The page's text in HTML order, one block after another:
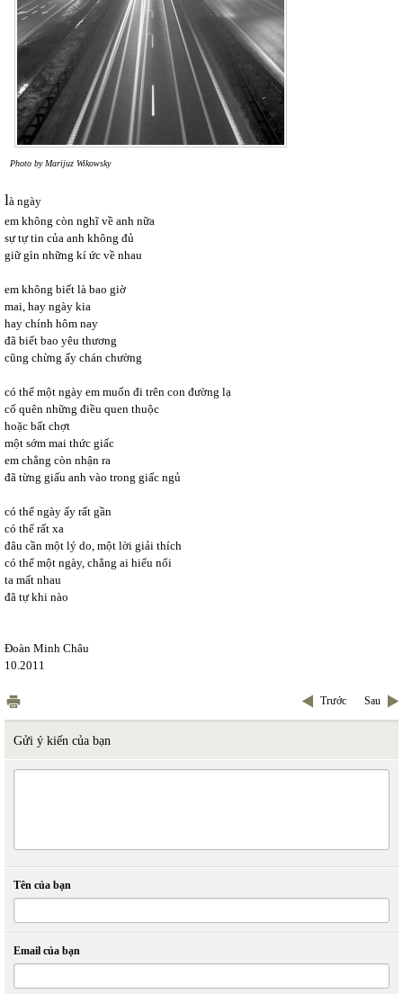
Photo by Marijuz Wikowsky
là ngày
em không còn nghĩ về anh nữa
sự tự tin của anh không đủ
giữ gìn những kí ức về nhau
em không biết là bao giờ
mai, hay ngày kia
hay chính hôm nay
đã biết bao yêu thương
cũng chừng ấy chán chường
có thể một ngày em muốn đi trên con đường lạ
cố quên những điều quen thuộc
hoặc bất chợt
một sớm mai thức giấc
em chẳng còn nhận ra
đã từng giấu anh vào trong giấc ngủ
có thể ngày ấy rất gần
có thể rất xa
đâu cần một lý do, một lời giải thích
có thể một ngày, chẳng ai hiểu nổi
ta mất nhau
đã tự khi nào
Đoàn Minh Châu
10.2011
Trước Sau
Gửi ý kiến của bạn
Tên của bạn
Email của bạn